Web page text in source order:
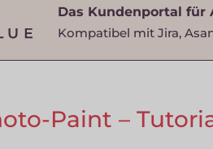
Das Kundenportal für
Kompatibel mit Jira,
Paint –